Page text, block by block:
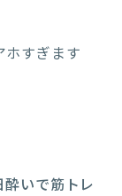
ホすぎます
酔いで筋トレ